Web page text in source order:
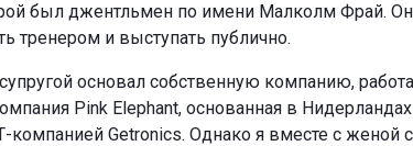
был джентльмен по имени Малколм Фрай.
тренером и выступать публично.
основал собственную компанию,
Pink Elephant, основанная в
Getronics. Однако я вместе с женой